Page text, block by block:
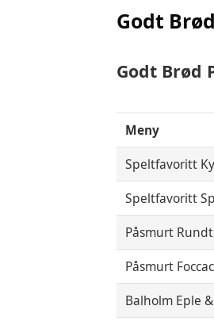
Godt
Godt Brød
Meny
Speltfavoritt
Speltfavoritt
Påsmurt
Påsmurt
Balholm Eple